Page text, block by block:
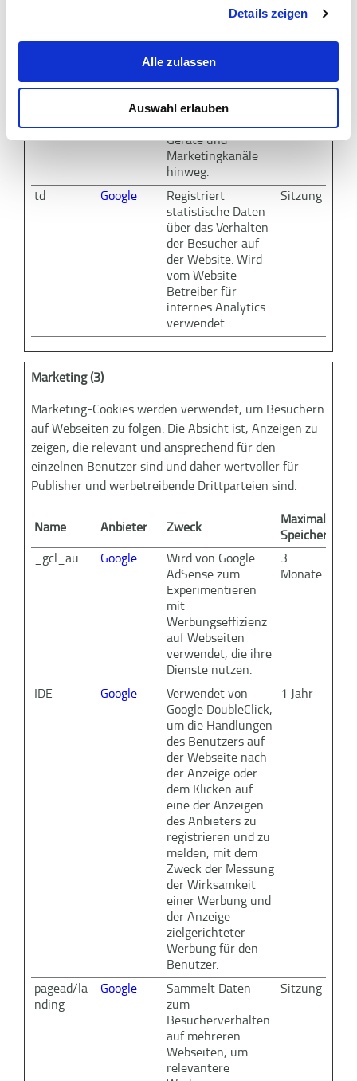
Details zeigen
Alle zulassen
Auswahl erlauben
Wird verwendet,
Google Analytics
über das Gerät und
Besuchers zu
senden. Erfasst den
Besucher über
Geräte und
Marketingkanäle
hinweg.
Sitzung
td Google
Registriert
statistische Daten
über das Verhalten
der Besucher auf
der Website. Wird
vom Website-
Betreiber für
internes Analytics
verwendet.
Sitzung
Marketing (3)
Marketing-Cookies werden verwendet, um Besuchern
auf Webseiten zu folgen. Die Absicht ist, Anzeigen zu
zeigen, die relevant und ansprechend für den
einzelnen Benutzer sind und daher wertvoller für
Publisher und werbetreibende Drittparteien sind.
Name Anbieter Zweck
Maximale
_gcl_au
Google
Wird von Google
AdSense zum
Experimentieren
mit
Werbungseffizienz
auf Webseiten
verwendet, die ihre
Dienste nutzen.
3
Monate
IDE Google
Verwendet von
Google DoubleClick,
um die Handlungen
des Benutzers auf
der Webseite nach
der Anzeige oder
dem Klicken auf
eine der Anzeigen
des Anbieters zu
registrieren und zu
melden, mit dem
Zweck der Messung
der Wirksamkeit
einer Werbung und
der Anzeige
zielgerichteter
Werbung für den
Benutzer.
1 Jahr
pagead/la
nding
Google
Sammelt Daten
zum
Besucherverhalten
auf mehreren
Webseiten, um
relevantere
Sitzung